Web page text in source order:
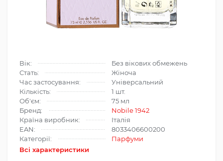
Вік:
Без вікових обмежень
Стать:
Жіноча
Час застосування:
Універсальний
Кількість:
1 шт.
Об'єм:
75 мл
Бренд:
Nobile 1942
Країна виробник:
Італія
EAN:
8033406600200
Категорії:
Парфуми
Всі характеристики